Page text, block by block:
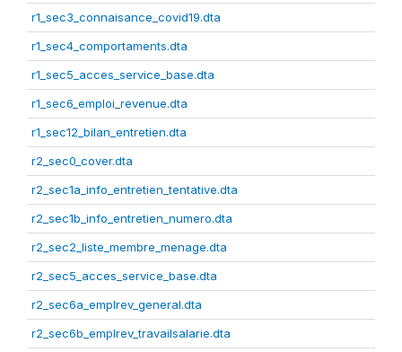
r1_sec3_connaisance_covid19.dta
r1_sec4_comportaments.dta
r1_sec5_acces_service_base.dta
r1_sec6_emploi_revenue.dta
r1_sec12_bilan_entretien.dta
r2_sec0_cover.dta
r2_sec1a_info_entretien_tentative.dta
r2_sec1b_info_entretien_numero.dta
r2_sec2_liste_membre_menage.dta
r2_sec5_acces_service_base.dta
r2_sec6a_emplrev_general.dta
r2_sec6b_emplrev_travailsalarie.dta